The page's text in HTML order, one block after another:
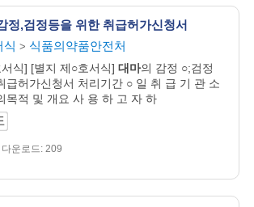
정,검정등을 위한 취급허가신청서
식 > 식품의약품안전처
식] [별지 제○호서식] 대마의 감정 ○;검정
급허가신청서 처리기간 ○ 일 취 급 기 관 소
목적 및 개요 사 용 하 고 자 하
운로드: 209